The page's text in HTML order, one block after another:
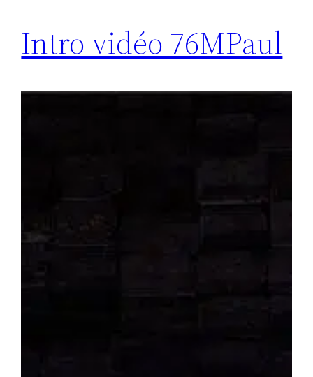
Intro vidéo 76MPaul